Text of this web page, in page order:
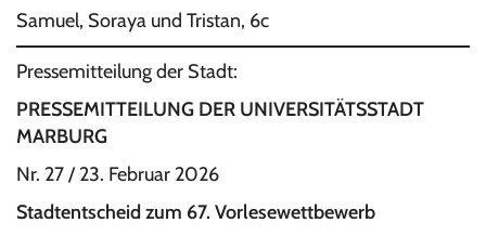
Samuel, Soraya und Tristan, 6c
Pressemitteilung der Stadt:
PRESSEMITTEILUNG DER UNIVERSITÄTSSTADT
MARBURG
Nr. 27 / 23. Februar 2026
Stadtentscheid zum 67. Vorlesewettbewerb